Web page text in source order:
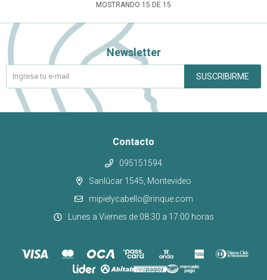
MOSTRANDO 15 DE 15
Contacto
095151594
Sanlúcar 1545, Montevideo
mipielycabello@rinque.com
Lunes a Viernes de 08:30 a 17:00 horas
Newsletter
SUSCRIBIRME